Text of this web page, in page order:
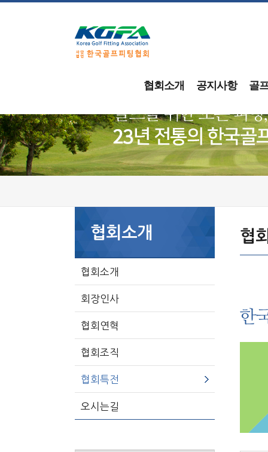
협회소개 공지사항 골
협회소개
협회소개
회장인사
협회연혁
협회조직
협회특전
오시는길
협